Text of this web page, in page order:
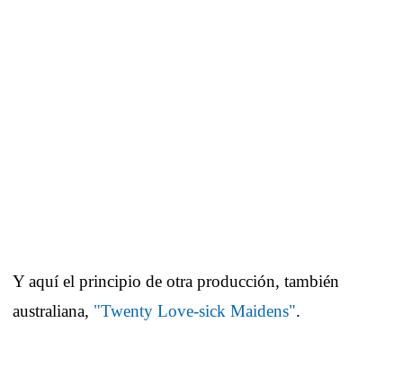
Y aquí el principio de otra producción, también
australiana, "Twenty Love-sick Maidens".